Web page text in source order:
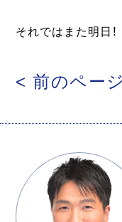
それではまた明日！
< 前のペー